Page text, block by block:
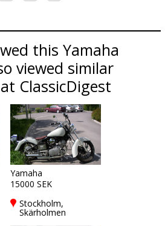
this Yamaha
viewed similar
ClassicDigest
Yamaha
15000 SEK
Stockholm,
Skärholmen